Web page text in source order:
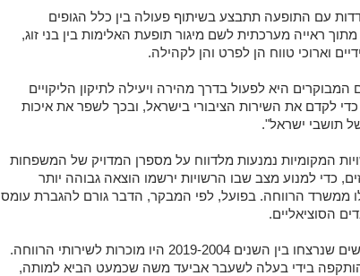
עם התופעה תתבצע בשיתוף פעולה בין כלל הגופים
ראייה מערכתית לשם מיגור תופעת האלימות בין בני זוג,
וארוכי טווח הן לפרט והן לקהילה.
היא לפעול בדרך מהירה ויעילה לתיקון הליקויים
לקדם את השירות הציבורי בישראל, ובכך לשפר את איכות
תושבי ישראל".
המקומיות נמנעות מלדווח על מספרן המדויק של המשפחות
כדי למנוע מצב שבו הרשויות ירשמו הוצאה גבוהה יותר
ממשרד הרווחה. בפועל, לפי המבקר, הדבר גורם להגברת עומס
הסוציאליים.
כמו כן, 50% מהנשים שנרצחו בין השנים 2019-2004 היו מוכרות לשירותי הרווחה.
בידי בעלה לשעבר אביעד משה שכמעט הביא למותה,